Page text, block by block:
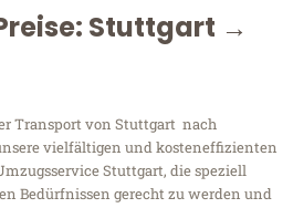
Stuttgart →
Transport von Stuttgart nach
vielfältigen und kosteneffizienten
Stuttgart, die speziell
Bedürfnissen gerecht zu werden und